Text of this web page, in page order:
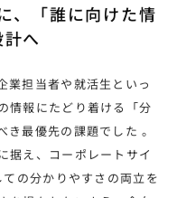
、「誰に向けた情
へ
業担当者や就活生といっ
情報にたどり着ける「分
最優先の課題でした 。
据え、コーポレートサイ
の分かりやすさの両立を